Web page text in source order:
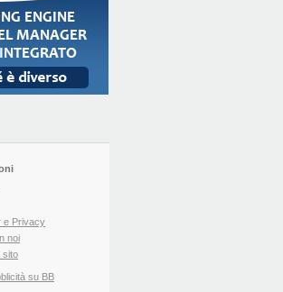
e Privacy
noi
sito
su BB